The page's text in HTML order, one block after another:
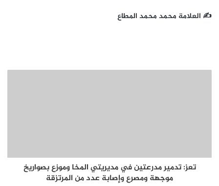
✍ العلامة محمد محمد المطاع
تعز: تدمير مدرعتين في مديريتي المخا وموزع بصواريخ
موجهة ومصرع وإصابة عدد من المرتزقة